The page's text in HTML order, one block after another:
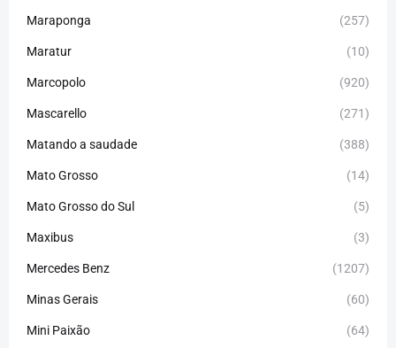
Maraponga (257)
Maratur (10)
Marcopolo (920)
Mascarello (271)
Matando a saudade (388)
Mato Grosso (14)
Mato Grosso do Sul (5)
Maxibus (3)
Mercedes Benz (1207)
Minas Gerais (60)
Mini Paixão (64)